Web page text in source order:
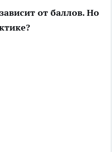
от баллов. Но